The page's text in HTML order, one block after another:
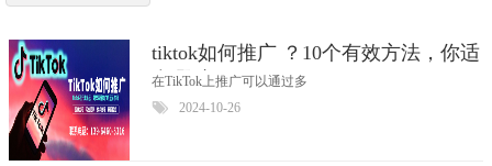
tiktok如何推广 ？10个有效方法，你适
合哪种？
在TikTok上推广可以通过多
2024-10-26